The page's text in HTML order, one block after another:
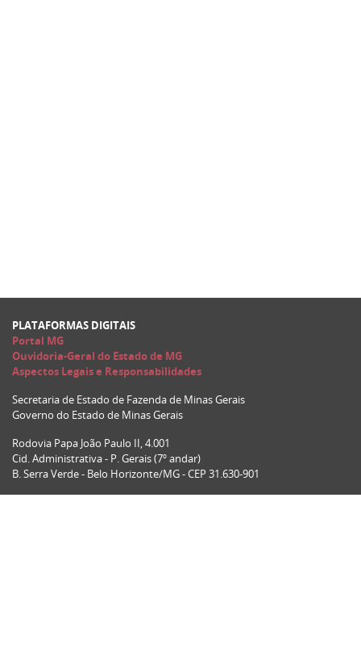
PLATAFORMAS DIGITAIS
Portal MG
Ouvidoria-Geral do Estado de MG
Aspectos Legais e Responsabilidades
Secretaria de Estado de Fazenda de Minas Gerais
Governo do Estado de Minas Gerais
Rodovia Papa João Paulo II, 4.001
Cid. Administrativa - P. Gerais (7º andar)
B. Serra Verde - Belo Horizonte/MG - CEP 31.630-901